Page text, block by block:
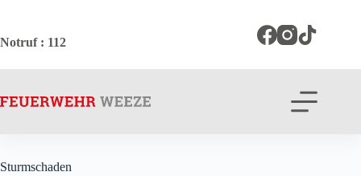
springen
Notruf: 112
Sturmschaden